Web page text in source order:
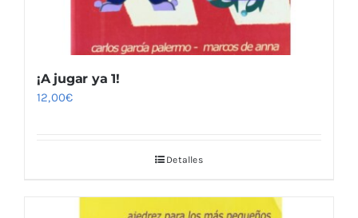
¡A jugar ya 1!
12,00€
Detalles